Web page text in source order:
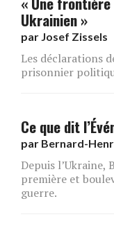
Ukrainien »
par Josef Zissels
Les déclarations
prisonnier
Ce que dit
par Bernard-
Depuis l’Ukraine,
première et
guerre.